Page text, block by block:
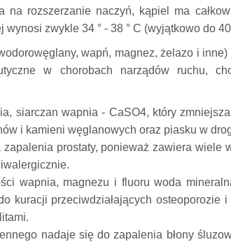
na rozszerzanie naczyń, kąpiel ma
zwykle 34 ° - 38 ° C (wyjątkowo do 40
wapń, magnez, żelazo i
w chorobach narządów ruchu,
siarczan wapnia - CaSO4, który
i kamieni węglanowych oraz piasku w
prostaty, ponieważ zawiera wiele
wapnia, magnezu i fluoru woda
kuracji przeciwdziałających osteoporozie
nadaje się do zapalenia błony